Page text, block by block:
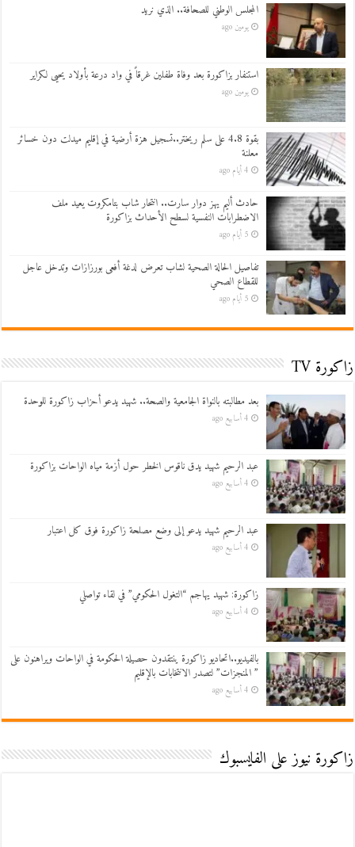
المجلس الوطني للصحافة.. الذي نريد
يومين ago
استنفار بزاكورة بعد وفاة طفلين غرقاً في واد درعة بأولاد يحيى لكراير
يومين ago
بقوة 4.8 على سلم ريختر..تسجيل هزة أرضية في إقليم ميدلت دون خسائر
معلنة
4 أيام ago
حادث أليم يهز دوار سارت.. انتحار شاب بتامكروت يعيد ملف
الاضطرابات النفسية لسطح الأحداث بزاكورة
5 أيام ago
تفاصيل الحالة الصحية لشاب تعرض لدغة أفعى بورزازات وتدخل عاجل
للقطاع الصحي
5 أيام ago
زاكورة TV
بعد مطالبته بالنواة الجامعية والصحة.. شهيد يدعو أحزاب زاكورة للوحدة
4 أسابيع ago
عبد الرحيم شهيد يدق ناقوس الخطر حول أزمة مياه الواحات بزاكورة
4 أسابيع ago
عبد الرحيم شهيد يدعو إلى وضع مصلحة زاكورة فوق كل اعتبار
4 أسابيع ago
زاكورة: شهيد يهاجم “التغول الحكومي” في لقاء تواصلي
4 أسابيع ago
بالفيديو..اتحاديو زاكورة ينتقدون حصيلة الحكومة في الواحات ويراهنون على
” المنجزات” لتصدر الانتخابات بالإقليم
4 أسابيع ago
زاكورة نيوز على الفايسبوك